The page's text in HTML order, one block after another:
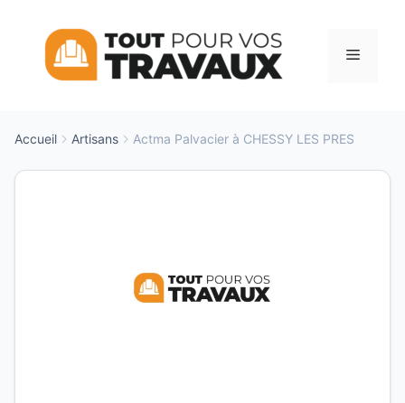
contenu
Menu
Accueil Artisans Actma Palvacier à CHESSY LES PRES